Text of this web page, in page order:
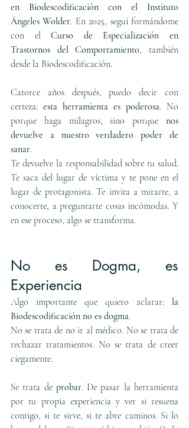
en Biodescodificación con el Instituto
Ángeles Wolder. En 2025, seguí formándome
con el Curso de Especialización en
Trastornos del Comportamiento, también
desde la Biodescodificación.
Catorce años después, puedo decir con
certeza: esta herramienta es poderosa. No
porque haga milagros, sino porque nos
devuelve a nuestro verdadero poder de
sanar.
Te devuelve la responsabilidad sobre tu salud.
Te saca del lugar de víctima y te pone en el
lugar de protagonista. Te invita a mirarte, a
conocerte, a preguntarte cosas incómodas. Y
en ese proceso, algo se transforma.
No es Dogma, es
Experiencia
Algo importante que quiero aclarar: la
Biodescodificación no es dogma.
No se trata de no ir al médico. No se trata de
rechazar tratamientos. No se trata de creer
ciegamente.
Se trata de probar. De pasar la herramienta
por tu propia experiencia y ver si resuena
contigo, si te sirve, si te abre caminos. Si lo